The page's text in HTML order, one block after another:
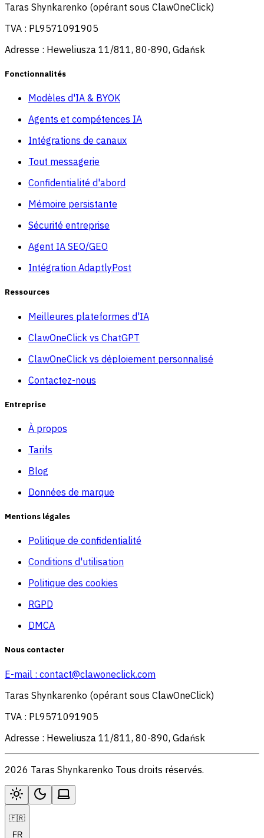
Taras Shynkarenko (opérant sous ClawOneClick)
TVA : PL9571091905
Adresse : Heweliusza 11/811, 80-890, Gdańsk
Fonctionnalités
Modèles d'IA & BYOK
Agents et compétences IA
Intégrations de canaux
Tout messagerie
Confidentialité d'abord
Mémoire persistante
Sécurité entreprise
Agent IA SEO/GEO
Intégration AdaptlyPost
Ressources
Meilleures plateformes d'IA
ClawOneClick vs ChatGPT
ClawOneClick vs déploiement personnalisé
Contactez-nous
Entreprise
À propos
Tarifs
Blog
Données de marque
Mentions légales
Politique de confidentialité
Conditions d'utilisation
Politique des cookies
RGPD
DMCA
Nous contacter
E-mail : contact@clawoneclick.com
Taras Shynkarenko (opérant sous ClawOneClick)
TVA : PL9571091905
Adresse : Heweliusza 11/811, 80-890, Gdańsk
2026 Taras Shynkarenko Tous droits réservés.
🇫🇷
FR